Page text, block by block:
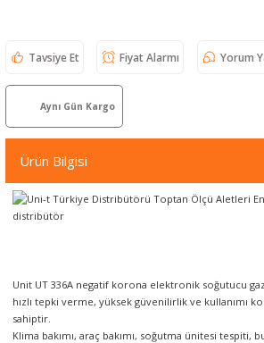
Tavsiye Et Fiyat Alarmı Yorum
Aynı Gün Kargo
Ürün Bilgisi
Unit UT 336A negatif korona elektronik soğutucu
hızlı tepki verme, yüksek güvenilirlik ve kullanımı
sahiptir.
Klima bakımı, araç bakımı, soğutma ünitesi tespiti,